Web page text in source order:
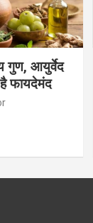
गुण, आयुर्वेद
है फायदेमंद